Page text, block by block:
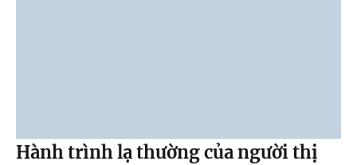
Hành trình lạ thường của người thị